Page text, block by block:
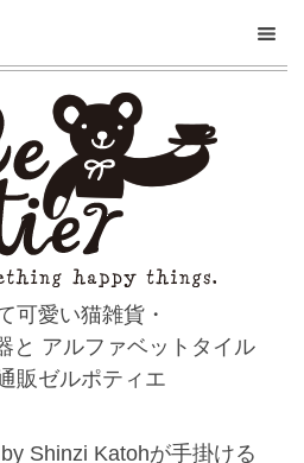
可愛い猫雑貨・
と アルファベットタイル
販ゼルポティエ
Shinzi Katohが手掛ける